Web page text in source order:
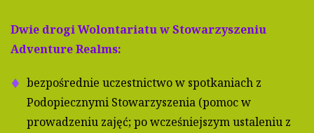
Dwie drogi Wolontariatu w Stowarzyszeniu
Adventure Realms:
bezpośrednie uczestnictwo w spotkaniach z
Podopiecznymi Stowarzyszenia (pomoc w
prowadzeniu zajęć; po wcześniejszym ustaleniu z